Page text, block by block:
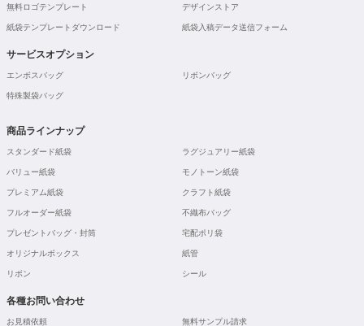
無料ロゴテンプレート デザインストア
紙袋テンプレートダウンロード 紙袋入稿データ送信フォーム
サービスオプション
エンボスバッグ リボンバッグ
特殊製袋バッグ
商品ラインナップ
スタンダード紙袋 ラグジュアリー紙袋
バリュー紙袋 モノトーン紙袋
プレミアム紙袋 クラフト紙袋
フルオーダー紙袋 不織布バッグ
プレゼントバッグ・封筒 宅配ポリ袋
オリジナルボックス 紙管
リボン シール
各種お問い合わせ
お見積依頼 無料サンプル請求